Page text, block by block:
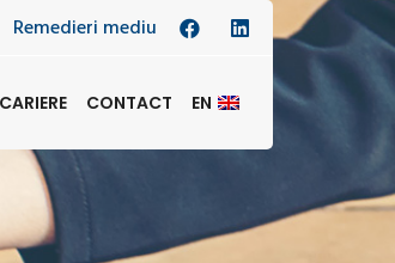
Remedieri mediu
CARIERE CONTACT EN